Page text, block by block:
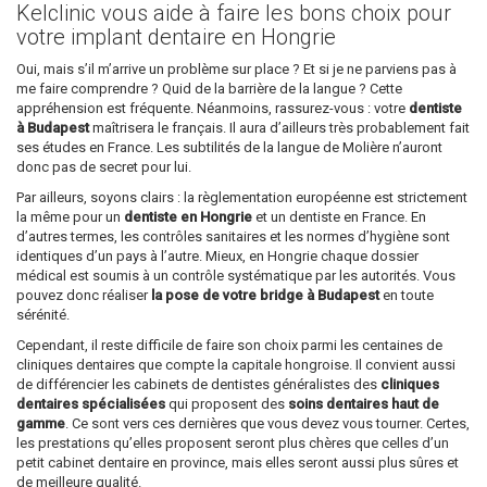
Kelclinic vous aide à faire les bons choix pour
votre implant dentaire en Hongrie
Oui, mais s’il m’arrive un problème sur place ? Et si je ne parviens pas à
me faire comprendre ? Quid de la barrière de la langue ? Cette
appréhension est fréquente. Néanmoins, rassurez-vous : votre dentiste
à Budapestmaîtrisera le français. Il aura d’ailleurs très probablement fait
ses études en France. Les subtilités de la langue de Molière n’auront
donc pas de secret pour lui.
Par ailleurs, soyons clairs : la règlementation européenne est strictement
la même pour un dentiste en Hongrie et un dentiste en France. En
d’autres termes, les contrôles sanitaires et les normes d’hygiène sont
identiques d’un pays à l’autre. Mieux, en Hongrie chaque dossier
médical est soumis à un contrôle systématique par les autorités. Vous
pouvez donc réaliser la pose de votre bridge à Budapesten toute
sérénité.
Cependant, il reste difficile de faire son choix parmi les centaines de
cliniques dentaires que compte la capitale hongroise. Il convient aussi
de différencier les cabinets de dentistes généralistes des cliniques
dentaires spécialisées qui proposent des soins dentaires haut de
gamme . Ce sont vers ces dernières que vous devez vous tourner. Certes,
les prestations qu’elles proposent seront plus chères que celles d’un
petit cabinet dentaire en province, mais elles seront aussi plus sûres et
de meilleure qualité.